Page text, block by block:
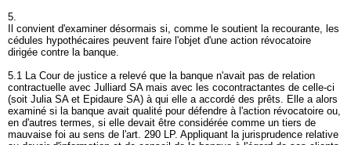
5.
Il convient d'examiner désormais si, comme le soutient la recourante, les
cédules hypothécaires peuvent faire l'objet d'une action révocatoire
dirigée contre la banque.
5.1 La Cour de justice a relevé que la banque n'avait pas de relation
contractuelle avec Julliard SA mais avec les cocontractantes de celle-ci
(soit Julia SA et Epidaure SA) à qui elle a accordé des prêts. Elle a alors
examiné si la banque avait qualité pour défendre à l'action révocatoire ou,
en d'autres termes, si elle devait être considérée comme un tiers de
mauvaise foi au sens de l'art. 290 LP. Appliquant la jurisprudence relative